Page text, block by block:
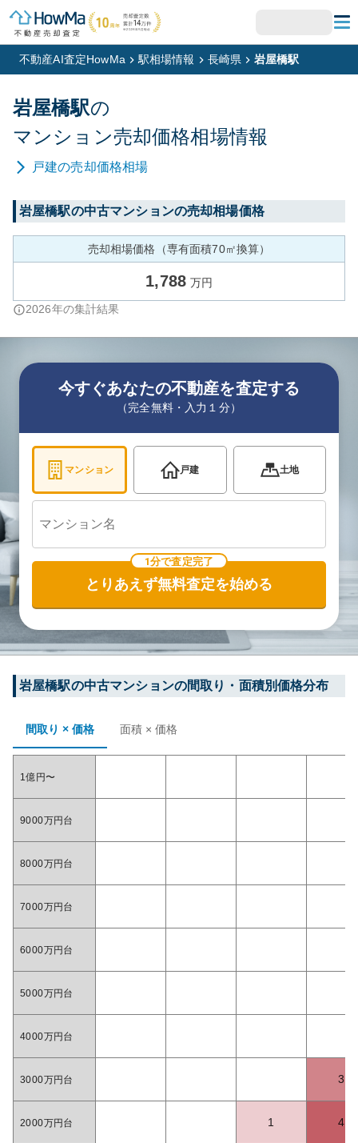
不動産AI査定HowMa 駅相場情報 長崎県 岩屋橋駅
岩屋橋駅の
マンション売却価格相場情報
戸建の売却価格相場
岩屋橋駅の中古マンションの売却相場価格
売却相場価格（専有面積70㎡換算）
1,788 万円
2026年の集計結果
今すぐあなたの不動産を査定する
（完全無料・入力１分）
マンション 戸建 土地
1分で査定完了
とりあえず無料査定を始める
岩屋橋駅の中古マンションの間取り・面積別価格分布
間取り × 価格 面積 × 価格
1億円〜
9000万円台
8000万円台
7000万円台
6000万円台
5000万円台
4000万円台
3000万円台 3
2000万円台 1 4